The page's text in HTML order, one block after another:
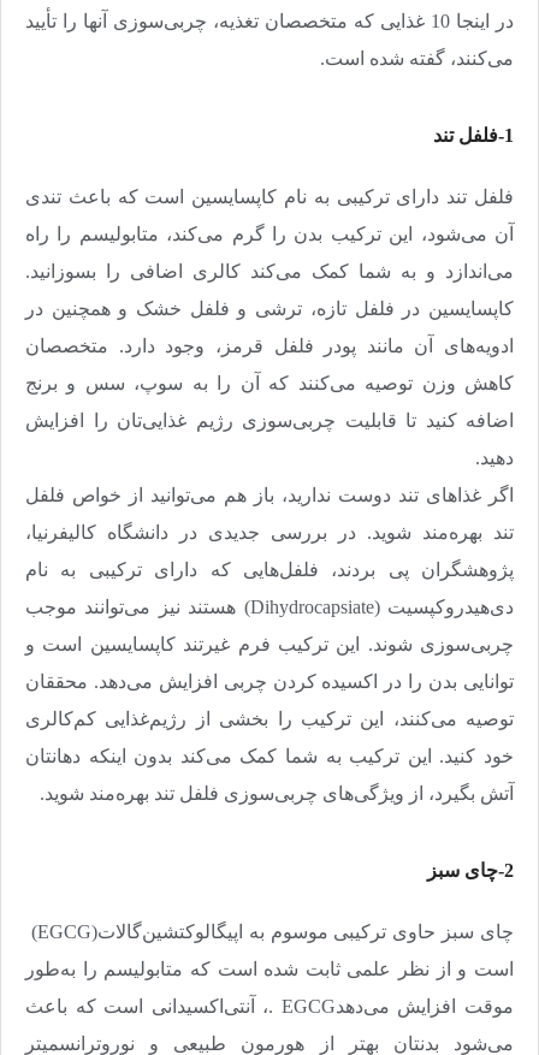
در اینجا 10 غذایی که متخصصان تغذیه، چربی‌سوزی آنها را تأیید
می‌کنند، گفته شده است.
1-فلفل تند
فلفل تند دارای ترکیبی به نام کاپسایسین است که باعث تندی
آن می‌شود، این ترکیب بدن را گرم می‌کند،‌ متابولیسم را راه
می‌اندازد و به شما کمک می‌کند کالری اضافی را بسوزانید.
کاپسایسین در فلفل تازه، ترشی و فلفل خشک و همچنین در
ادویه‌های آن مانند پودر فلفل قرمز، وجود دارد. متخصصان
کاهش وزن توصیه می‌کنند که آن را به سوپ، سس و برنج
اضافه کنید تا قابلیت چربی‌سوزی رژیم غذایی‌تان را افزایش
دهید.
اگر غذاهای تند دوست ندارید، باز هم می‌توانید از خواص فلفل
تند بهره‌مند شوید. در بررسی جدیدی در دانشگاه کالیفرنیا،‌
پژوهشگران پی بردند، فلفل‌هایی که دارای ترکیبی به نام
دی‌هیدروکپسیت (Dihydrocapsiate) هستند نیز می‌توانند موجب
چربی‌سوزی شوند. این ترکیب فرم غیرتند کاپسایسین است و
توانایی بدن را در اکسیده کردن چربی افزایش می‌دهد. محققان
توصیه می‌کنند، این ترکیب را بخشی از رژیم‌غذایی کم‌کالری
خود کنید. این ترکیب به شما کمک می‌کند بدون اینکه دهانتان
آتش بگیرد، از ویژگی‌های چربی‌سوزی فلفل تند بهره‌مند شوید.
2-چای سبز
چای سبز حاوی ترکیبی موسوم به اپیگالوکتشین‌گالات(EGCG)
است و از نظر علمی ثابت شده است که متابولیسم را به‌طور
موقت افزایش می‌دهد. EGCG، آنتی‌اکسیدانی است که باعث
می‌شود بدنتان بهتر از هورمون طبیعی و نوروترانسمیتر